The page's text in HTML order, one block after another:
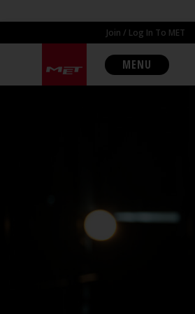
MENU
Join / Log In To MET